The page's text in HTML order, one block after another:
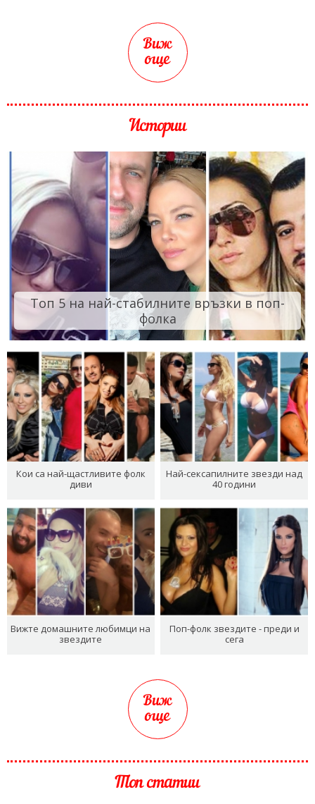
Виж
още
Истории
Топ 5 на най-стабилните връзки в поп-
фолка
Кои са най-щастливите фолк
диви
Най-сексапилните звезди над
40 години
Вижте домашните любимци на
звездите
Поп-фолк звездите - преди и
сега
Виж
още
Топ статии